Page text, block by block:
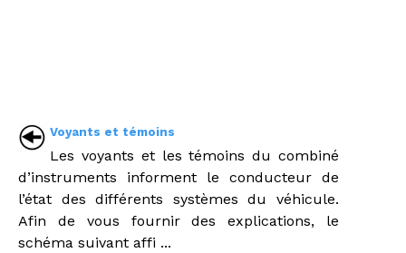
Voyants et témoins
Les voyants et les témoins du combiné
d’instruments informent le conducteur de
l’état des différents systèmes du véhicule.
Afin de vous fournir des explications, le
schéma suivant affi ...